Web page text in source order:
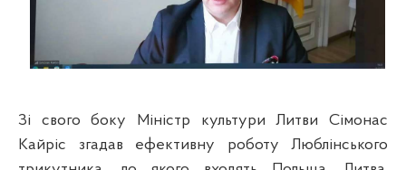
Зі свого боку Міністр культури Литви Сімонас
Кайріс згадав ефективну роботу Люблінського